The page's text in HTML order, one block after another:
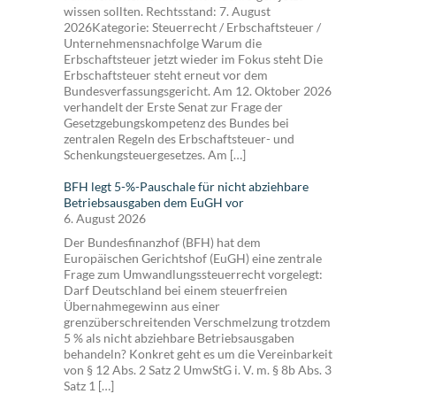
wissen sollten. Rechtsstand: 7. August
2026Kategorie: Steuerrecht / Erbschaftsteuer /
Unternehmensnachfolge Warum die
Erbschaftsteuer jetzt wieder im Fokus steht Die
Erbschaftsteuer steht erneut vor dem
Bundesverfassungsgericht. Am 12. Oktober 2026
verhandelt der Erste Senat zur Frage der
Gesetzgebungskompetenz des Bundes bei
zentralen Regeln des Erbschaftsteuer- und
Schenkungsteuergesetzes. Am […]
BFH legt 5-%-Pauschale für nicht abziehbare
Betriebsausgaben dem EuGH vor
6. August 2026
Der Bundesfinanzhof (BFH) hat dem
Europäischen Gerichtshof (EuGH) eine zentrale
Frage zum Umwandlungssteuerrecht vorgelegt:
Darf Deutschland bei einem steuerfreien
Übernahmegewinn aus einer
grenzüberschreitenden Verschmelzung trotzdem
5 % als nicht abziehbare Betriebsausgaben
behandeln? Konkret geht es um die Vereinbarkeit
von § 12 Abs. 2 Satz 2 UmwStG i. V. m. § 8b Abs. 3
Satz 1 […]